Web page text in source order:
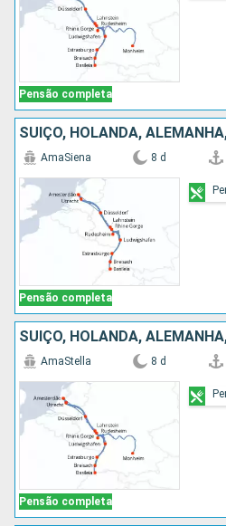
Pensão completa
SUÍÇO, HOLANDA,
Pensão completa
AmaSiena 8 d
Pensão completa
AmaStella 8 d